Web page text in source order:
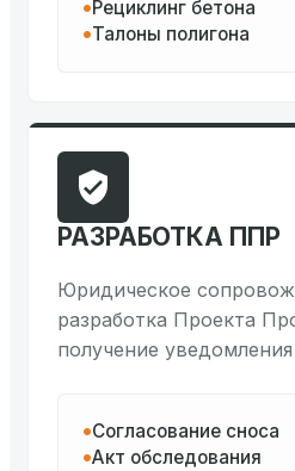
Рециклинг бетона
Талоны полигона
РАЗРАБОТКА ППР
Юридическое
разработка Проекта
получение
Согласование сноса
Акт обследования